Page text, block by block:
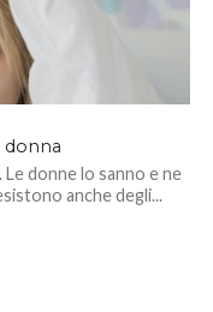
donna
donne lo sanno e ne
anche degli...